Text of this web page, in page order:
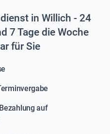
in Willich - 24
7 Tage die Woche
für Sie
auf